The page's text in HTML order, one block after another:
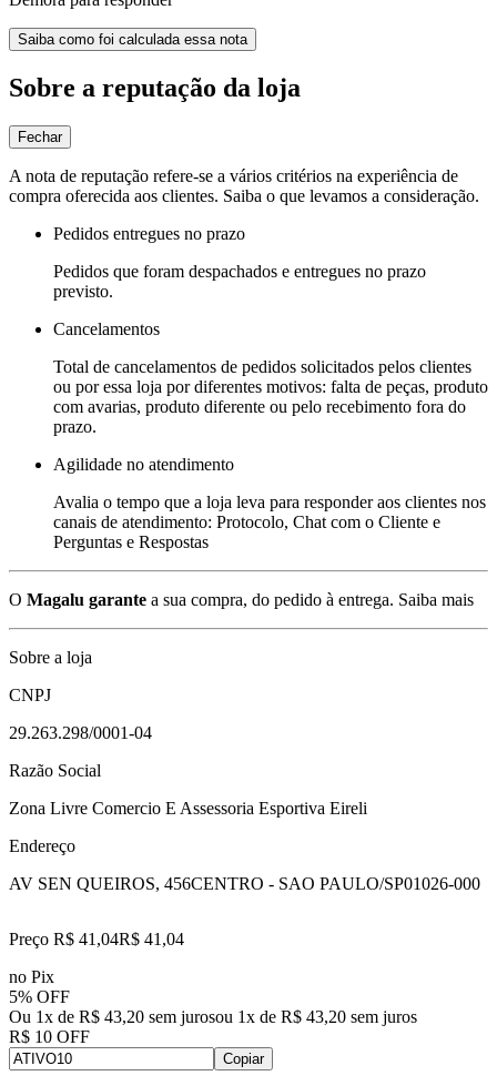
Saiba como foi calculada essa nota
Sobre a reputação da loja
Fechar
A nota de reputação refere-se a vários critérios na experiência de
compra oferecida aos clientes. Saiba o que levamos a consideração.
Pedidos entregues no prazo
Pedidos que foram despachados e entregues no prazo
previsto.
Cancelamentos
Total de cancelamentos de pedidos solicitados pelos clientes
ou por essa loja por diferentes motivos: falta de peças, produto
com avarias, produto diferente ou pelo recebimento fora do
prazo.
Agilidade no atendimento
Avalia o tempo que a loja leva para responder aos clientes nos
canais de atendimento: Protocolo, Chat com o Cliente e
Perguntas e Respostas
O Magalu garante a sua compra, do pedido à entrega. Saiba mais
Sobre a loja
CNPJ
29.263.298/0001-04
Razão Social
Zona Livre Comercio E Assessoria Esportiva Eireli
Endereço
AV SEN QUEIROS, 456CENTRO - SAO PAULO/SP01026-000
Preço R$ 41,04R$ 41 ,04
no Pix
5% OFF
Ou 1x de R$ 43,20 sem jurosou 1x de R$ 43,20 sem juros
R$ 10 OFF
Copiar